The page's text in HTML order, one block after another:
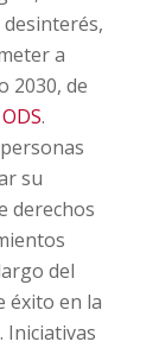
desinterés,
a
2030, de
.
su
derechos
del
éxito en la
Iniciativas